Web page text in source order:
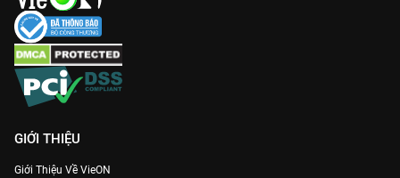
GIỚI THIỆU
Giới Thiệu Về VieON